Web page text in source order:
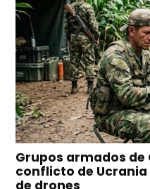
Grupos armados
conflicto de